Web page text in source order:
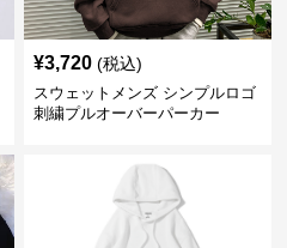
¥3,720 (税込)
スウェットメンズ シンプルロゴ
刺繍プルオーバーパーカー